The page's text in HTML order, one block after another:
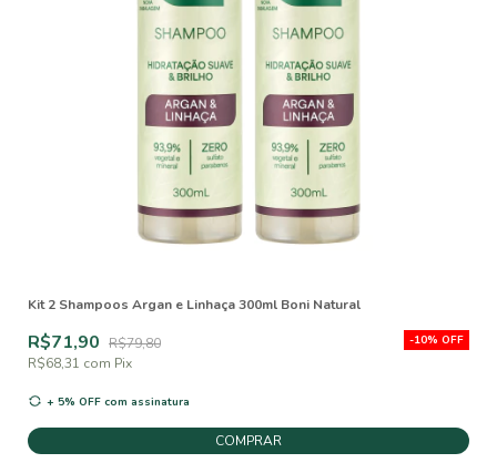
Kit 2 Shampoos Argan e Linhaça 300ml Boni Natural
-10% OFF
R$71,90 R$79,80
R$68,31 com Pix
+ 5% OFF com assinatura
COMPRAR